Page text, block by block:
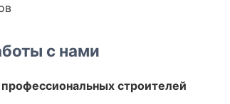
с нами
строителей